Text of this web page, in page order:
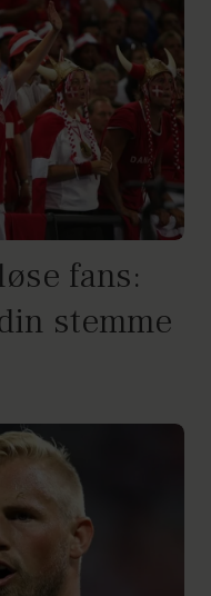
fans:
stemme